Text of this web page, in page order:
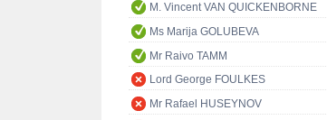
M. Vincent VAN QUICKENBORNE
Ms Marija GOLUBEVA
Mr Raivo TAMM
Lord George FOULKES
Mr Rafael HUSEYNOV